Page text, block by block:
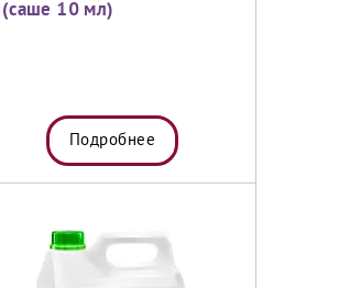
(саше 10 мл)
Подробнее